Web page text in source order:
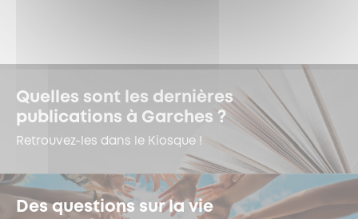
Quelles sont les dernières
publications à Garches ?
Retrouvez-les dans le Kiosque !
Des questions sur la vie